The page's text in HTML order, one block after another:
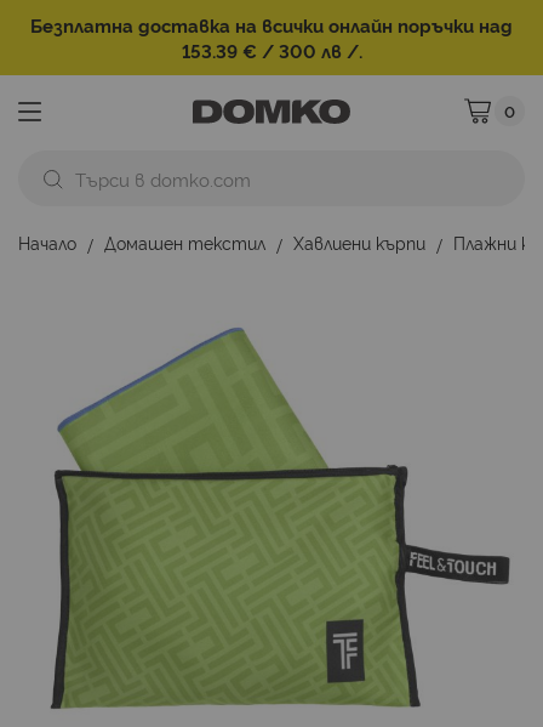
Безплатна доставка на всички онлайн поръчки над
153.39 € / 300 лв /.
Моята
0
Начало Домашен текстил Хавлиени кърпи
Плажни
изображенията